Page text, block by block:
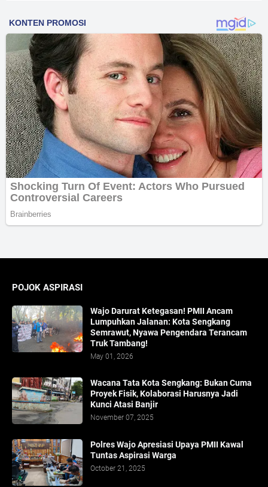
POJOK ASPIRASI
Wajo Darurat Ketegasan! PMII Ancam
Lumpuhkan Jalanan: Kota Sengkang
Semrawut, Nyawa Pengendara Terancam
Truk Tambang!
May 01, 2026
​Wacana Tata Kota Sengkang: Bukan Cuma
Proyek Fisik, Kolaborasi Harusnya Jadi
Kunci Atasi Banjir
November 07, 2025
Polres Wajo Apresiasi Upaya PMII Kawal
Tuntas Aspirasi Warga
October 21, 2025